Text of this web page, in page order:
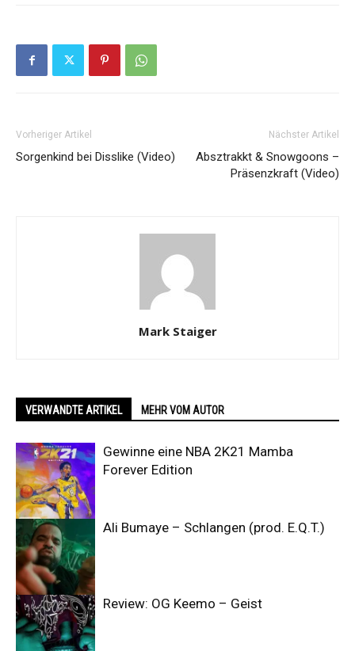
Vorheriger Artikel
Sorgenkind bei Disslike (Video)
Nächster Artikel
Absztrakkt & Snowgoons –
Präsenzkraft (Video)
Mark Staiger
VERWANDTE ARTIKEL MEHR VOM AUTOR
Gewinne eine NBA 2K21 Mamba
Forever Edition
Ali Bumaye – Schlangen (prod. E.Q.T.)
Review: OG Keemo – Geist